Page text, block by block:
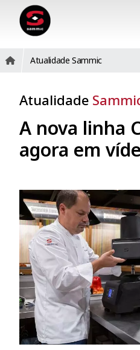
Atualidade Sammic
Atualidade
A nova linha
agora em